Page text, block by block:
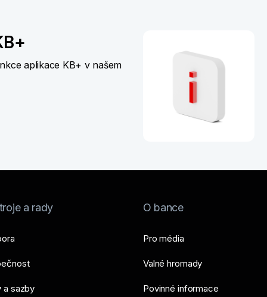
aplikace KB+ v našem
a rady
a sazby
O bance
Pro média
Valné hromady
Povinné informace